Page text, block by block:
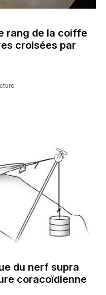
rang de la coiffe
croisées par
du nerf supra
coracoïdienne